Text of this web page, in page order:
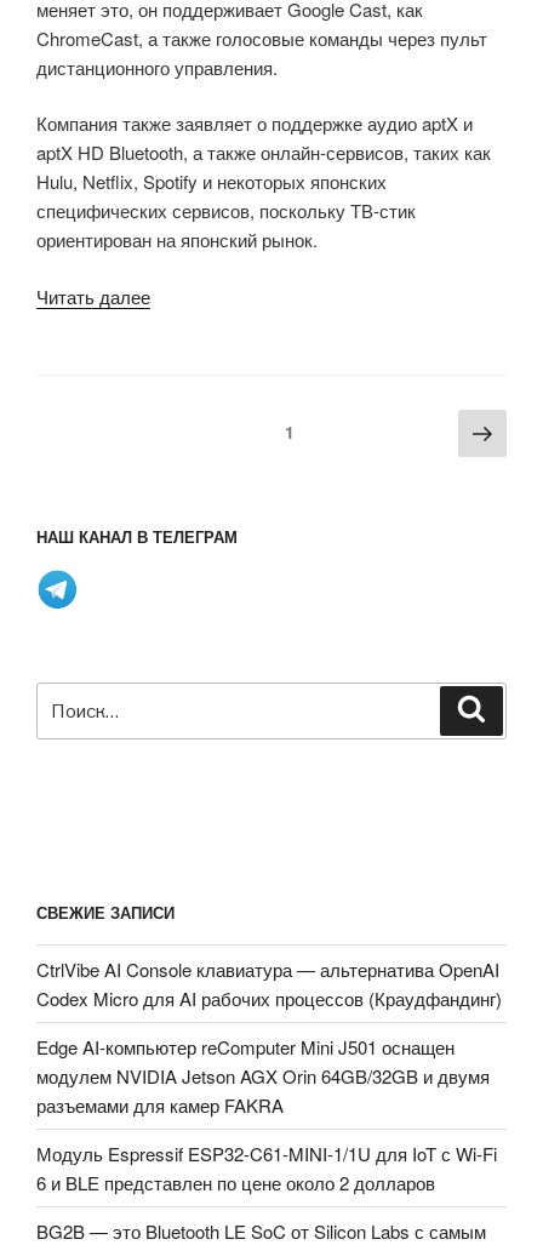
меняет это, он поддерживает Google Cast, как
ChromeCast, а также голосовые команды через пульт
дистанционного управления.
Компания также заявляет о поддержке аудио aptX и
aptX HD Bluetooth, а также онлайн-сервисов, таких как
Hulu, Netflix, Spotify и некоторых японских
специфических сервисов, поскольку ТВ-стик
ориентирован на японский рынок.
Читать далее«ТВ-
управлением
1
НАШ КАНАЛ В ТЕЛЕГРАМ
СВЕЖИЕ ЗАПИСИ
CtrlVibe AI Console клавиатура — альтернатива OpenAI
Codex Micro для AI рабочих процессов (Краудфандинг)
Edge AI-компьютер reComputer Mini J501 оснащен
модулем NVIDIA Jetson AGX Orin 64GB/32GB и двумя
разъемами для камер FAKRA
Модуль Espressif ESP32-C61-MINI-1/1U для IoT с Wi-Fi
6 и BLE представлен по цене около 2 долларов
BG2B — это Bluetooth LE SoC от Silicon Labs с самым